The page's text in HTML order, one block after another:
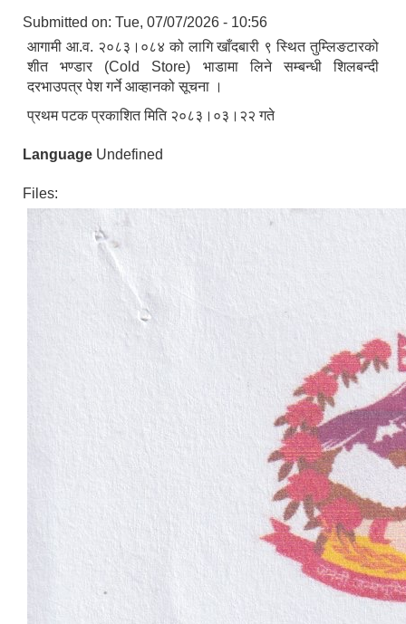
Submitted on: Tue, 07/07/2026 - 10:56
आगामी आ.व. २०८३।०८४ को लागि खाँदबारी ९ स्थित तुम्लिङटारको
शीत भण्डार (Cold Store) भाडामा लिने सम्बन्धी शिलबन्दी
दरभाउपत्र पेश गर्ने आव्हानको सूचना ।
प्रथम पटक प्रकाशित मिति २०८३।०३।२२ गते
Language Undefined
Files: